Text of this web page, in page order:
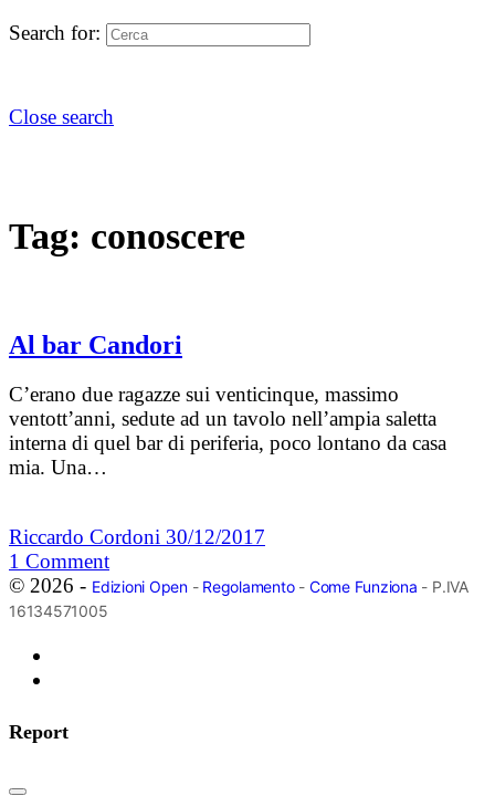
Search for:
Close search
Tag: conoscere
Al bar Candori
C’erano due ragazze sui venticinque, massimo
ventott’anni, sedute ad un tavolo nell’ampia saletta
interna di quel bar di periferia, poco lontano da casa
mia. Una…
Riccardo Cordoni 30/12/2017
1 Comment
© 2026 - Edizioni Open- Regolamento- Come Funziona - P.IVA
16134571005
Report